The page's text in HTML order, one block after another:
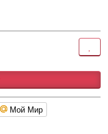
Мой Мир